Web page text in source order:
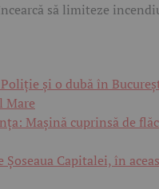
să limiteze
și o dubă în
Mare
Mașină cuprinsă de
Capitalei, în